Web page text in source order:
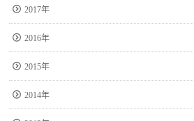
2017年
2016年
2015年
2014年